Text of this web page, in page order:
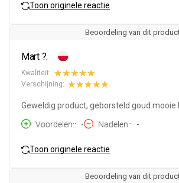
Toon originele reactie
Beoordeling van dit
Mart ?.
Kwaliteit:
Verschijning:
Geweldig product, geborsteld goud mooie
Voordelen:
- Nadelen: -
Toon originele reactie
Beoordeling van dit